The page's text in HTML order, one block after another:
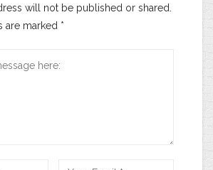
will not be published or shared.
are marked *